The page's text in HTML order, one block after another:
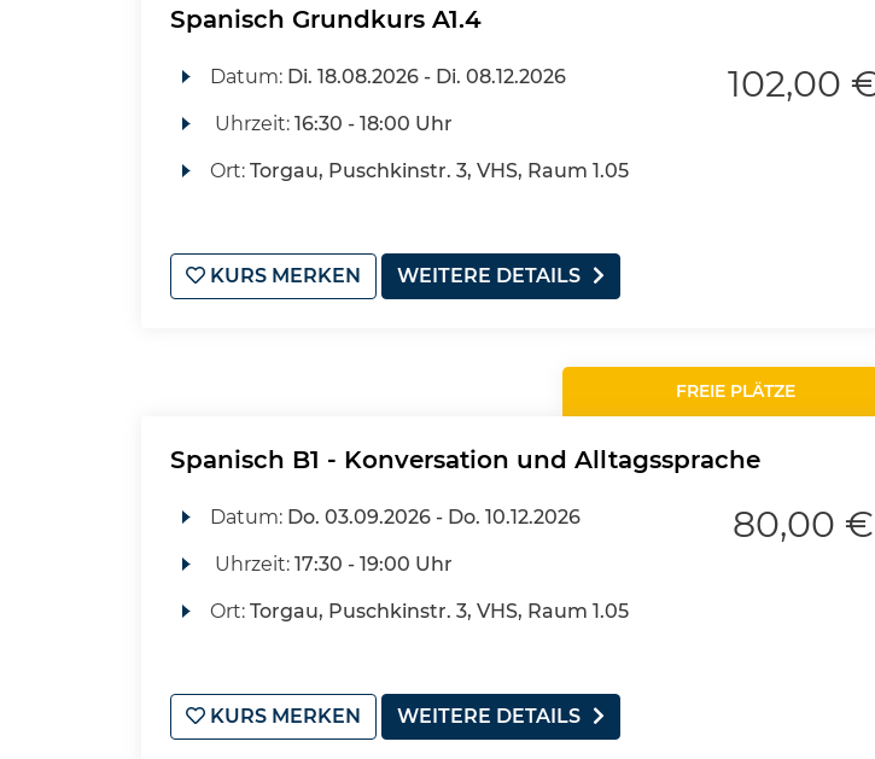
Spanisch Grundkurs A1.4
Datum: Di. 18.08.2026 - Di. 08.12.2026
Uhrzeit: 16:30 - 18:00 Uhr
Ort: Torgau, Puschkinstr. 3, VHS, Raum 1.05
102,00
KURS MERKEN WEITERE DETAILS
FREIE PLÄTZE
Spanisch B1 - Konversation und Alltagssprache
Datum: Do. 03.09.2026 - Do. 10.12.2026
Uhrzeit: 17:30 - 19:00 Uhr
Ort: Torgau, Puschkinstr. 3, VHS, Raum 1.05
80,00 €
KURS MERKEN WEITERE DETAILS